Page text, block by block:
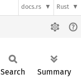
docs.rs Rust
Search Summary